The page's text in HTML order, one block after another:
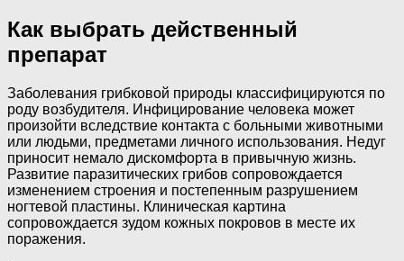
Как выбрать действенный
препарат
Заболевания грибковой природы классифицируются по
роду возбудителя. Инфицирование человека может
произойти вследствие контакта с больными животными
или людьми, предметами личного использования. Недуг
приносит немало дискомфорта в привычную жизнь.
Развитие паразитических грибов сопровождается
изменением строения и постепенным разрушением
ногтевой пластины. Клиническая картина
сопровождается зудом кожных покровов в месте их
поражения.